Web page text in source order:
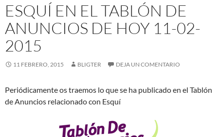
ESQUÍ EN EL TABLÓN DE
ANUNCIOS DE HOY 11-02-
2015
11 FEBRERO, 2015 BLIGTER DEJA UN COMENTARIO
Periódicamente os traemos lo que se ha publicado en el Tablón
de Anuncios relacionado con Esquí